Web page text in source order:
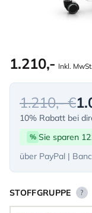
1.210,- Inkl. MwSt.
1.210,- €
10% Rabatt bei
% Sie sparen
über PayPal |
STOFFGRUPPE ?